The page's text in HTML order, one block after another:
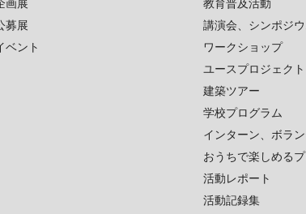
画展
募展
ベント
教育普及活動
講演会、シンポジウ
ワークショップ
ユースプロジェクト
建築ツアー
学校プログラム
インターン、ボラ
おうちで楽しめる
活動レポート
活動記録集